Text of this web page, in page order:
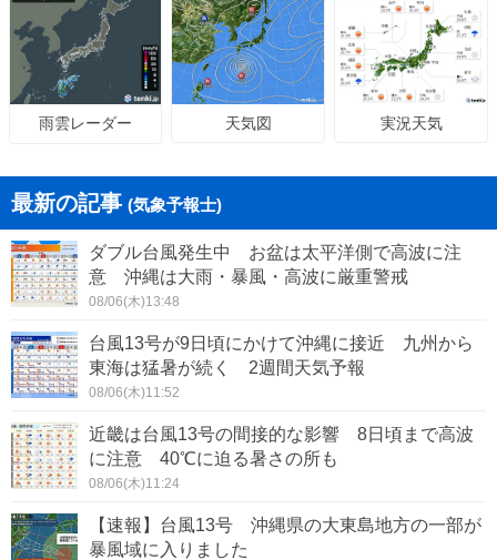
雨雲レーダー 天気図 実況天気
最新の記事 (気象予報士)
ダブル台風発生中 お盆は太平洋側で高波に注
意 沖縄は大雨・暴風・高波に厳重警戒
08/06(木)13:48
台風13号が9日頃にかけて沖縄に接近 九州から
東海は猛暑が続く 2週間天気予報
08/06(木)11:52
近畿は台風13号の間接的な影響 8日頃まで高波
に注意 40℃に迫る暑さの所も
08/06(木)11:24
【速報】台風13号 沖縄県の大東島地方の一部が
暴風域に入りました